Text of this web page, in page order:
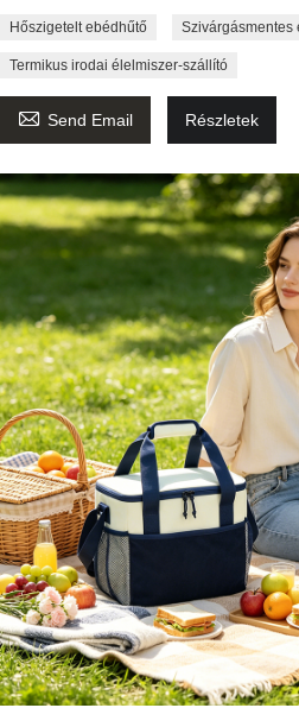
Hőszigetelt ebédhűtő Szivárgásmentes
Termikus irodai élelmiszer-szállító
 Send Email Részletek